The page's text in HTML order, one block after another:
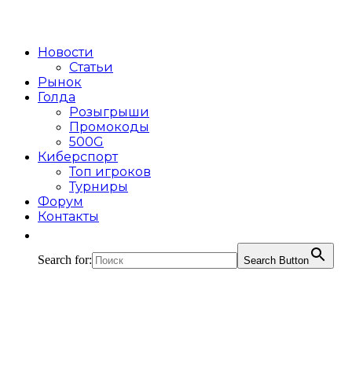
Новости
Статьи
Рынок
Голда
Розыгрыши
Промокоды
500G
Киберспорт
Топ игроков
Турниры
Форум
Контакты
Search for: Search Button